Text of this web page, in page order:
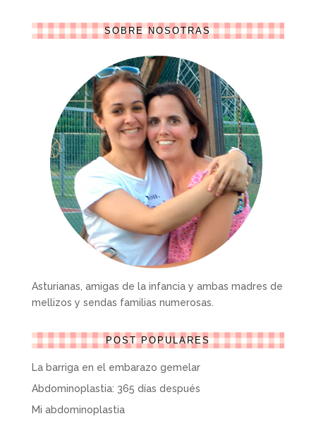
SOBRE NOSOTRAS
Asturianas, amigas de la infancia y ambas madres de
mellizos y sendas familias numerosas.
POST POPULARES
La barriga en el embarazo gemelar
Abdominoplastia: 365 días después
Mi abdominoplastia